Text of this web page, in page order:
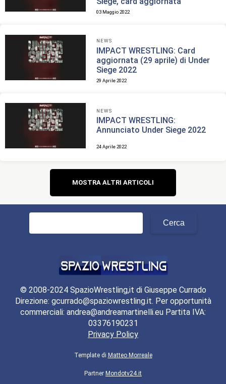
03 Maggio 2022
NEWS
IMPACT WRESTLING: Card
aggiornata (29 aprile) di Under
Siege 2022
29 Aprile 2022
NEWS
IMPACT WRESTLING:
Annunciato Under Siege 2022
24 Aprile 2022
Navigazione
articoli
MOSTRA ALTRI ARTICOLI
Ricerca
© 2008-2024 SpazioWrestling,it di Giuseppe Currado
Direzione: gcurrado@spaziowrestling.it. Per opportunità
commerciali: andrea@andreamartinelli.eu Partita IVA:
03376190231
Privacy Policy
Template di Matteo Morreale
Partner Mondotv24.it